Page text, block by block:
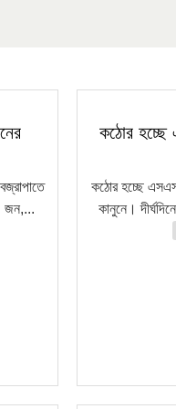
জন,...
কঠোর
কঠোর হচ্ছে
কানুনে।